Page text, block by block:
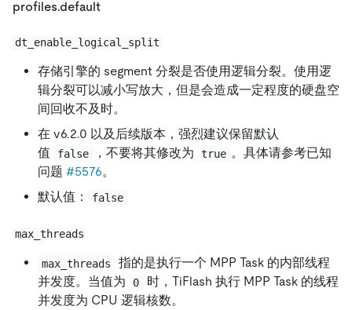
profiles.default
dt_enable_logical_split
存储引擎的 segment 分裂是否使用逻辑分裂。使用逻
辑分裂可以减小写放大，但是会造成一定程度的硬盘空
间回收不及时。
在 v6.2.0 以及后续版本，强烈建议保留默认
值
false ，不要将其修改为 true 。具体请参考已知
问题 #5576。
默认值：
false
max_threads
max_threads
指的是执行一个 MPP Task 的内部线程
并发度。当值为
0
时，TiFlash 执行 MPP Task 的线程
并发度为 CPU 逻辑核数。